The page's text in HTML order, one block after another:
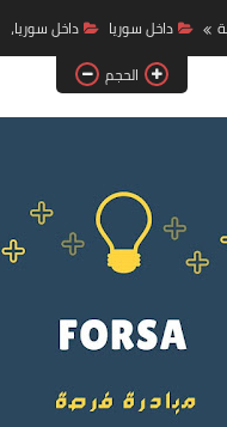
فرص عمل في
فرص عمل في
دورات تدريبية
داخل سوريا
داخل سوريا،
الحجم